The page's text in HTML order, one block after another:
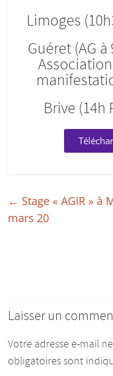
Limoges
Guéret (AG
Brive (14h
← Stage « AGIR » à
mars 20
Laisser un
Votre adresse e-mail
obligatoires sont